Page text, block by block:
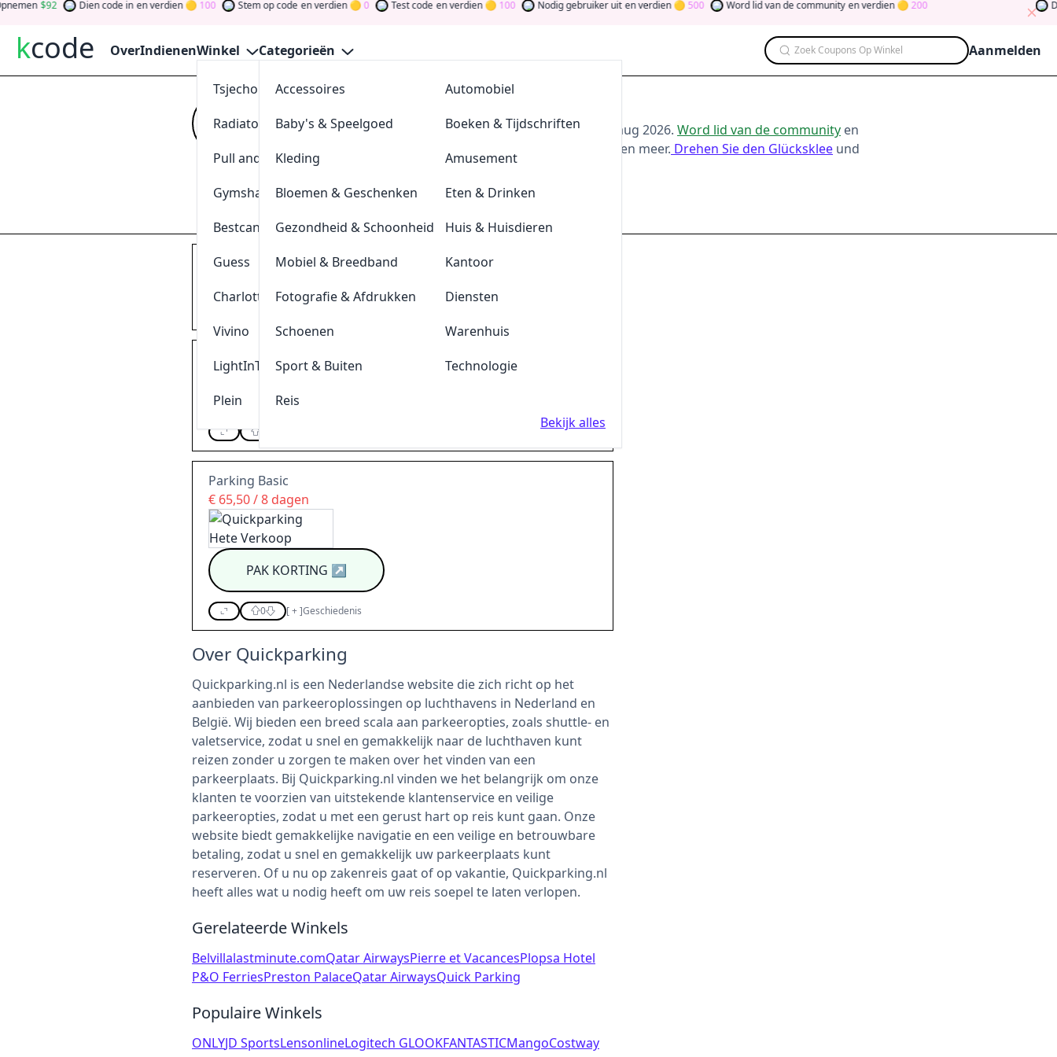
92 Dien code in en verdien 100 Stem op code en verdien 0 Test code en verdien 100 Nodig gebruiker uit en verdien 500 Word lid van de community en verdien 200
kcode OverIndienenWinkel
Tsjechoreizen
AllesvoorBBQ
Radiatorendiscounter
De Klompengigant
Pull and Bear
Lensonline
Gymshark
Quickjewels
Bestcanvas
BrewDog
Guess
Tefal
Charlotte Tilbury
Durex
Vivino
LightInThebox
Fun en Feest
Plein
Categorieën
Accessoires
Automobiel
Baby's & Speelgoed
Boeken & Tijdschriften
Kleding
Amusement
Bloemen & Geschenken
Eten & Drinken
Gezondheid & Schoonheid
Huis & Huisdieren
Mobiel & Breedband
Kantoor
Fotografie & Afdrukken
Diensten
Schoenen
Warenhuis
Sport & Buiten
Technologie
Reis
Bekijk alles
Zoek Coupons Op Winkel Aanmelden
Kijk opkcodevoor de beste Quickparking -aanbiedingen van aug 2026. Word lid van de community en
verdien tokens door bij te dragen via stemmen, testen, delen en meer. Drehen Sie den Glücksklee und
gewinnen Sie Geld
Indienen quickparking.nl
€5 korting bij Quickparking
Profiteer nu van een korting van €10 bij Quickparking
CODE VERLOPEN
Parking Basic
€ 65,50 / 8 dagen
PAK KORTING ↗
0 [+]Geschiedenis
Over Quickparking
Quickparking.nl is een Nederlandse website die zich richt op het
aanbieden van parkeeroplossingen op luchthavens in Nederland en
België. Wij bieden een breed scala aan parkeeropties, zoals shuttle- en
valetservice, zodat u snel en gemakkelijk naar de luchthaven kunt
reizen zonder u zorgen te maken over het vinden van een
parkeerplaats. Bij Quickparking.nl vinden we het belangrijk om onze
klanten te voorzien van uitstekende klantenservice en veilige
parkeeropties, zodat u met een gerust hart op reis kunt gaan. Onze
website biedt gemakkelijke navigatie en een veilige en betrouwbare
betaling, zodat u snel en gemakkelijk uw parkeerplaats kunt
reserveren. Of u nu op zakenreis gaat of op vakantie, Quickparking.nl
heeft alles wat u nodig heeft om uw reis soepel te laten verlopen.
Gerelateerde Winkels
Belvillalastminute.comQatar AirwaysPierre et VacancesPlopsa Hotel
P&O FerriesPreston PalaceQatar AirwaysQuick Parking
Populaire Winkels
ONLYJD SportsLensonlineLogitech GLOOKFANTASTICMangoCostway